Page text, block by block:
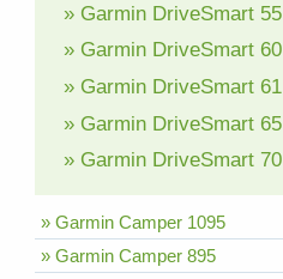
» Garmin DriveSmart 55
» Garmin DriveSmart 60
» Garmin DriveSmart 61
» Garmin DriveSmart 65
» Garmin DriveSmart 70
» Garmin Camper 1095
» Garmin Camper 895